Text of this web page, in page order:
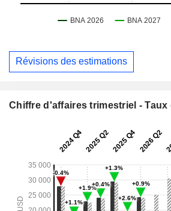
Révisions des estimations
Chiffre d'affaires trimestriel -